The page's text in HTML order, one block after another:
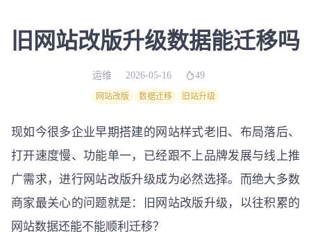
旧网站改版升级数据能迁移吗
运维 2026-05-16 49
网站改版 数据迁移 旧站升级
现如今很多企业早期搭建的网站样式老旧、布局落后、
打开速度慢、功能单一，已经跟不上品牌发展与线上推
广需求，进行网站改版升级成为必然选择。而绝大多数
商家最关心的问题就是：旧网站改版升级，以往积累的
网站数据还能不能顺利迁移？